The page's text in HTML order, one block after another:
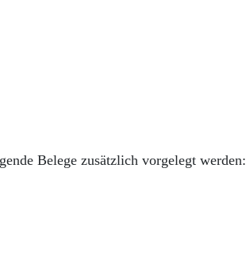
Belege zusätzlich vorgelegt werden: